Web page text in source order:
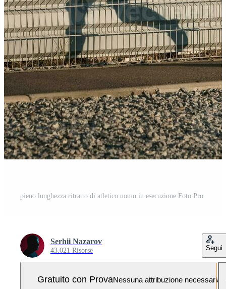
pieno lunghezza ritratto di atletico uomo in esecuzione Foto Pro
Serhii Nazarov
43.021 Risorse Segui
Gratuito con ProvaNessuna attribuzione necessaria